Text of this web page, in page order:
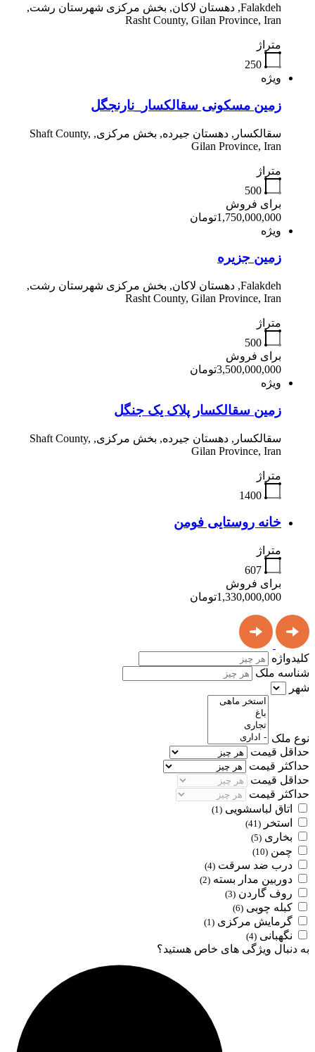
Falakdeh, دهستان لاکان, بخش مرکزی شهرستان رشت,
Rasht County, Gilan Province, Iran
متراژ
250
ویژه
زمین مسکونی سقالکسار_نارنجگل
سقالکسار, دهستان جیرده, بخش مرکزی, Shaft County,
Gilan Province, Iran
متراژ
500
برای فروش
1,750,000,000تومان
ویژه
زمین جزیره
Falakdeh, دهستان لاکان, بخش مرکزی شهرستان رشت,
Rasht County, Gilan Province, Iran
متراژ
500
برای فروش
3,500,000,000تومان
ویژه
زمین سقالکسار پلاک یک جنگل
سقالکسار, دهستان جیرده, بخش مرکزی, Shaft County,
Gilan Province, Iran
متراژ
1400
خانه روستایی فومن
متراژ
607
برای فروش
1,330,000,000تومان
کلیدواژه
شناسه ملک
شهر
نوع ملک
حداقل قیمت
حداکثر قیمت
حداقل قیمت
حداکثر قیمت
اتاق لباسشویی (1)
استخر (41)
بخاری (5)
چمن (10)
درب ضد سرقت (4)
دوربین مدار بسته (2)
روف گاردن (3)
کبله چوبی (6)
گرمایش مرکزی (1)
نگهبانی (4)
به دنبال ویژگی های خاص هستید؟